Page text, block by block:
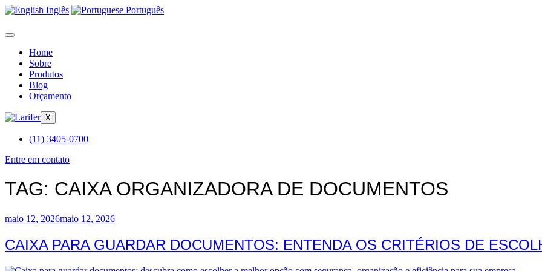
Inglês Português
Home
Sobre
Produtos
Blog
Orçamento
X
(11) 3405-0700
Entre em contato
TAG: CAIXA ORGANIZADORA DE DOCUMENTOS
Publicado
maio 12, 2026maio 12, 2026
CAIXA PARA GUARDAR DOCUMENTOS: ENTENDA OS CRITÉRIOS DE